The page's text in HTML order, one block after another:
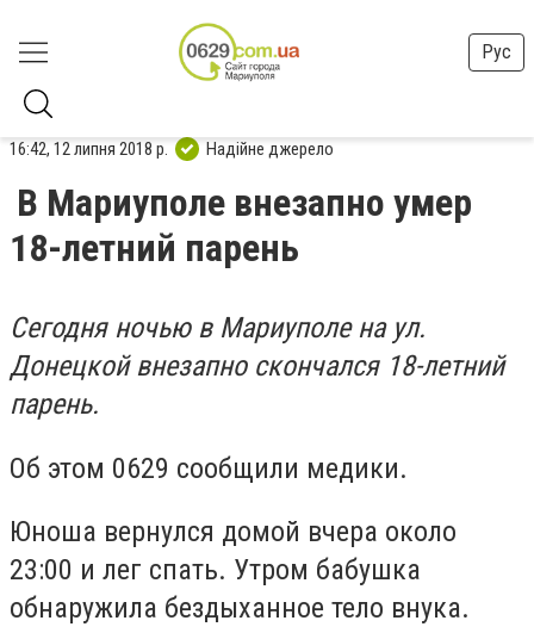
Рус
16:42, 12 липня 2018 р. Надійне джерело
В Мариуполе внезапно умер
18-летний парень
Сегодня ночью в Мариуполе на ул.
Донецкой внезапно скончался 18-летний
парень.
Об этом 0629 сообщили медики.
Юноша вернулся домой вчера около
23:00 и лег спать. Утром бабушка
обнаружила бездыханное тело внука.